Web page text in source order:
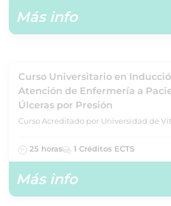
Más info
Curso Universitario en
Atención de Enfermería a
Úlceras por Presión
Curso Acreditado por Universidad de
25 horas 1 Créditos ECTS
Más info